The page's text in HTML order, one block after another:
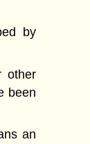
by
other
been
an